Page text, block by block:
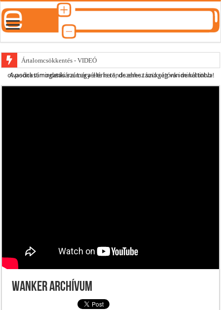
Ártalomcsökkentés - VIDEÓ
E-cigi használati szokások 2.0
A podcast mindenki számára elérhető, de ehhez szükség van minél több olvasónk támogatására.Legyél te is rendszeres támogatónk ide kattintva!
Wanker archívum